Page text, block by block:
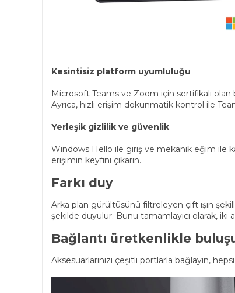
Kesintisiz platform uyumluluğu
Microsoft Teams ve Zoom için sertifikalı
Ayrıca, hızlı erişim dokunmatik kontrol ile
Yerleşik gizlilik ve güvenlik
Windows Hello ile giriş ve mekanik eğim ile
erişimin keyfini çıkarın.
Farkı duy
Arka plan gürültüsünü filtreleyen çift ışın
şekilde duyulur. Bunu tamamlayıcı olarak,
Bağlantı üretkenlikle
Aksesuarlarınızı çeşitli portlarla bağlayın,